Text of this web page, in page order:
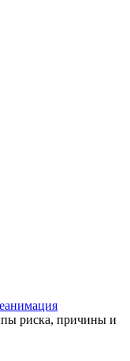
риска, причины и